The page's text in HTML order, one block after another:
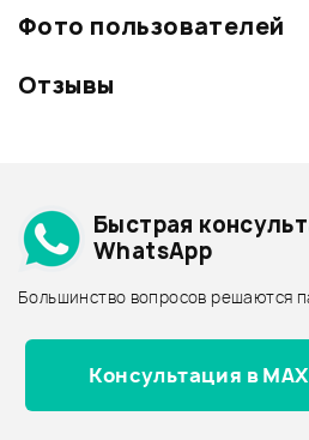
Фото пользователей
Загрузите свои фотографии
Отзывы
Архив товаров - дешевле
Архив товаров - дороже
Все товары FORCE
Архив товаров - новинки
Быстрая
WhatsApp
Большинство вопросов решаются
Консультация в MAX